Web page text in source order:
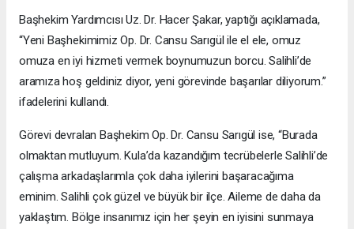
Başhekim Yardımcısı Uz. Dr. Hacer Şakar, yaptığı açıklamada,
“Yeni Başhekimimiz Op. Dr. Cansu Sarıgül ile el ele, omuz
omuza en iyi hizmeti vermek boynumuzun borcu. Salihli’de
aramıza hoş geldiniz diyor, yeni görevinde başarılar diliyorum.”
ifadelerini kullandı.
Görevi devralan Başhekim Op. Dr. Cansu Sarıgül ise, “Burada
olmaktan mutluyum. Kula’da kazandığım tecrübelerle Salihli’de
çalışma arkadaşlarımla çok daha iyilerini başaracağıma
eminim. Salihli çok güzel ve büyük bir ilçe. Aileme de daha da
yaklaştım. Bölge insanımız için her şeyin en iyisini sunmaya